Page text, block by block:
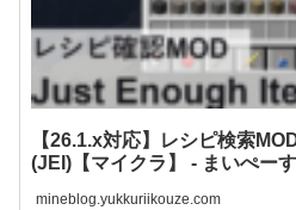
【26.1.x対応】レシピ検索
(JEI)【マイクラ】 - まいぺー
mineblog.yukkuriikouze.com